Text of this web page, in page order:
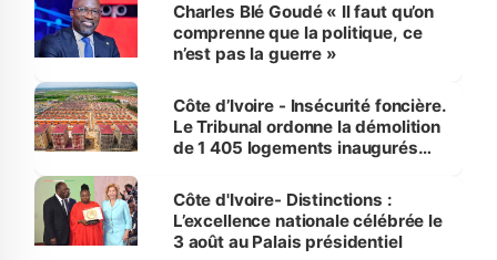
Charles Blé Goudé « Il faut qu’on
comprenne que la politique, ce
n’est pas la guerre »
Côte d’Ivoire - Insécurité foncière.
Le Tribunal ordonne la démolition
de 1 405 logements inaugurés
Bassam
Côte d'Ivoire- Distinctions :
L’excellence nationale célébrée le
3 août au Palais présidentiel